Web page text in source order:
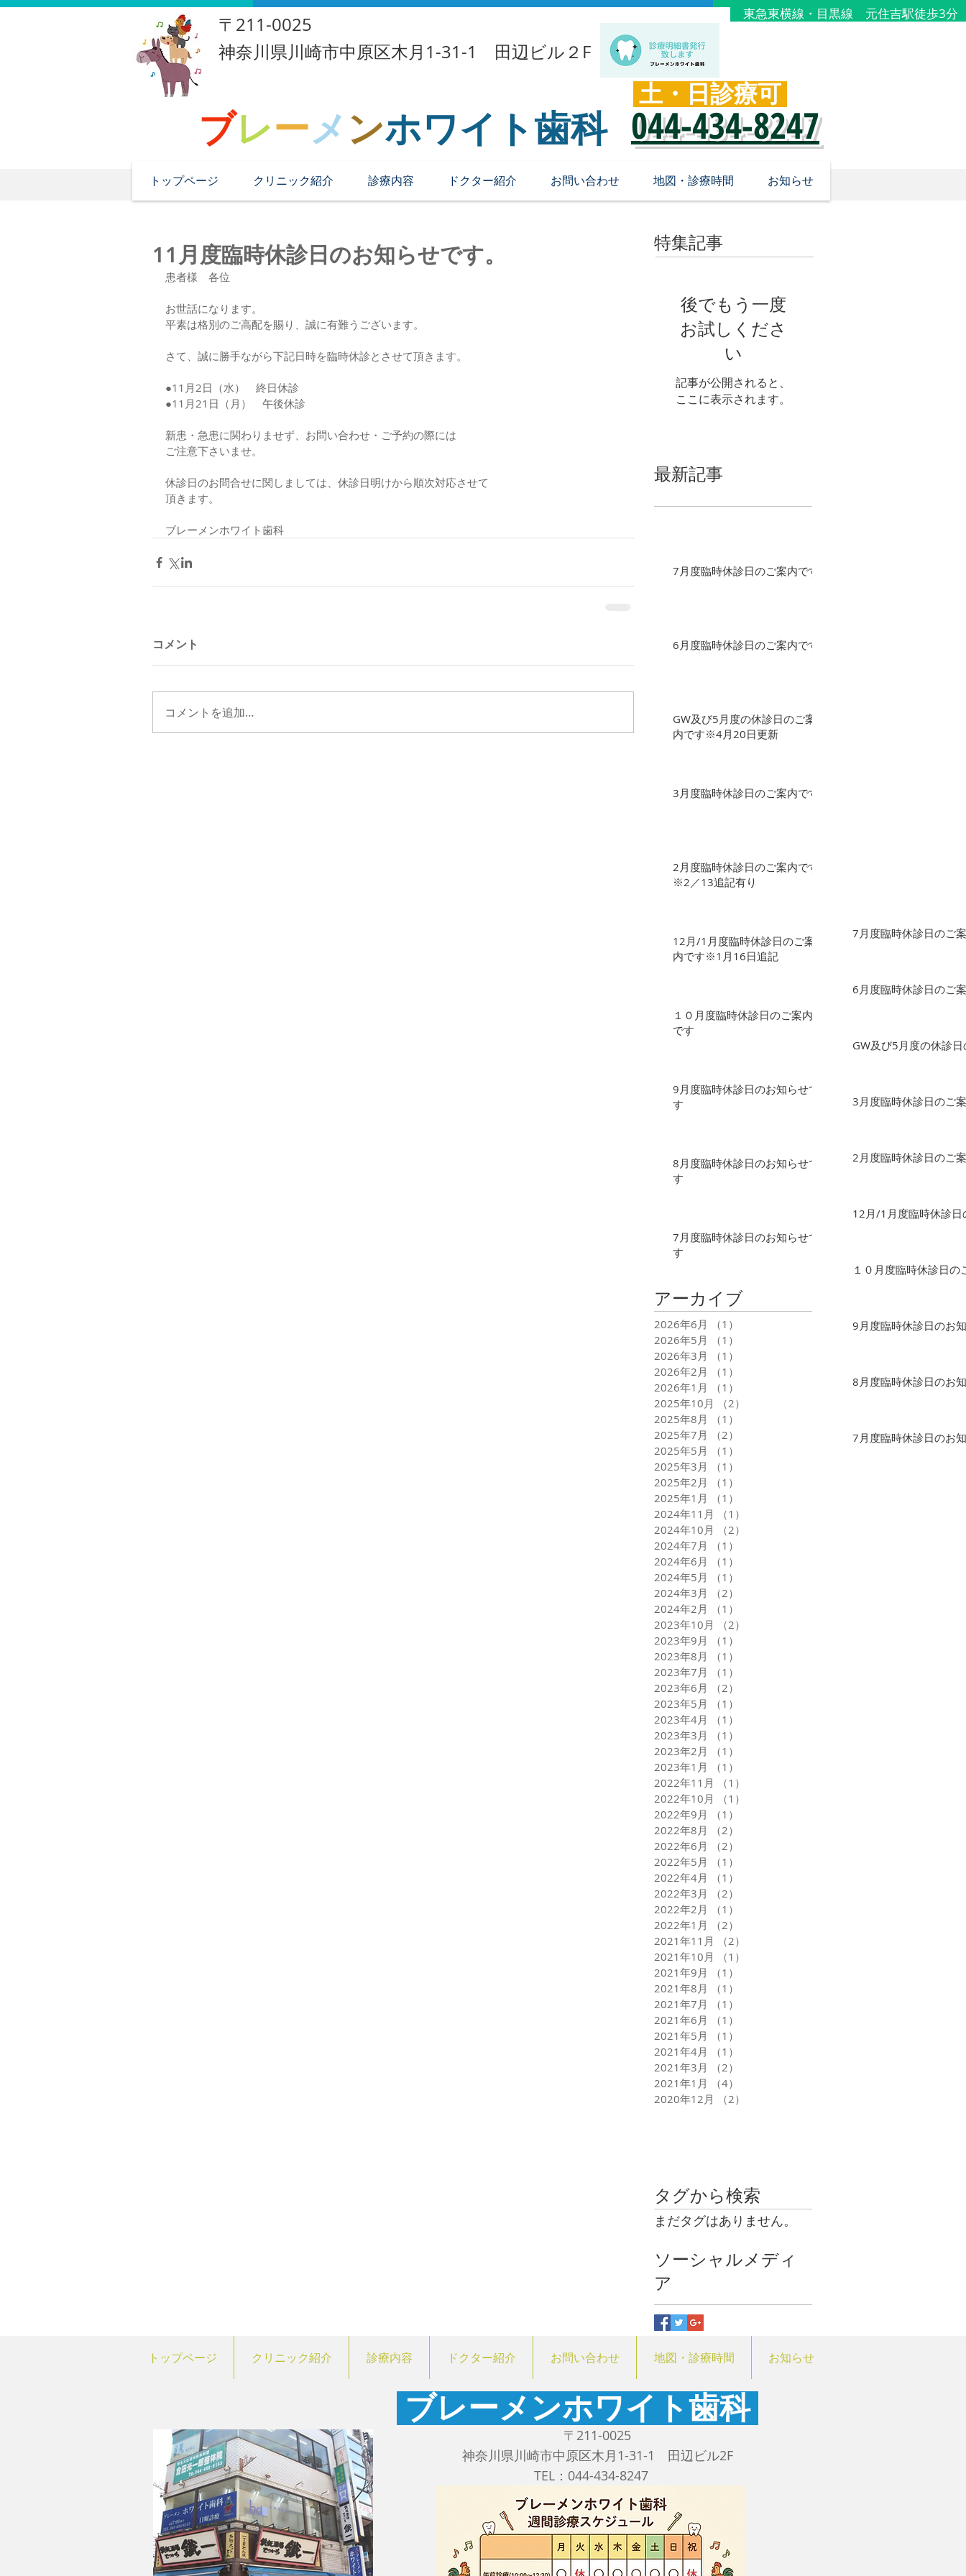
​〒211-0025
ブレーメ ンホワイト歯科
​神奈川県川崎市中原区木月1-31-1 田辺ビル２F
​044-434-8247
土・日診療可
トップページ クリニック紹介 診療内容 ドクター紹介 お問い合わせ 地図・診療時間 お知らせ
11月度臨時休診日のお知らせです。
患者様　各位
お世話になります。
平素は格別のご高配を賜り、誠に有難うございます。
さて、誠に勝手ながら下記日時を臨時休診とさせて頂きます。
●11月2日（水）　終日休診
●11月21日（月）　午後休診
新患・急患に関わりませず、お問い合わせ・ご予約の際には
ご注意下さいませ。
休診日のお問合せに関しましては、休診日明けから順次対応させて
頂きます。
ブレーメンホワイト歯科
コメント
コメントを追加…
特集記事
後でもう一度
お試しくださ
い
記事が公開されると、
ここに表示されます。
最新記事
7月度臨時休診日のご案内です
6月度臨時休診日のご案内です
GW及び5月度の休診日のご案
内です※4月20日更新
3月度臨時休診日のご案内です
2月度臨時休診日のご案内です
※2／13追記有り
12月/1月度臨時休診日のご案
内です※1月16日追記
１０月度臨時休診日のご案内
です
9月度臨時休診日のお知らせで
す
8月度臨時休診日のお知らせで
す
7月度臨時休診日のお知らせで
す
アーカイブ
2026年6月 （1）
2026年5月
（1）
2026年3月
（1）
2026年2月
（1）
2026年1月
（1）
2025年10月
（2）
2025年8月
（1）
2025年7月
（2）
2025年5月
（1）
2025年3月
（1）
2025年2月
（1）
2025年1月
（1）
2024年11月
（1）
2024年10月
（2）
2024年7月
（1）
2024年6月
（1）
2024年5月
（1）
2024年3月
（2）
2024年2月
（1）
2023年10月
（2）
2023年9月
（1）
2023年8月
（1）
2023年7月
（1）
2023年6月
（2）
2023年5月
（1）
2023年4月
（1）
2023年3月
（1）
2023年2月
（1）
2023年1月
（1）
2022年11月
（1）
2022年10月
（1）
2022年9月
（1）
2022年8月
（2）
2022年6月
（2）
2022年5月
（1）
2022年4月
（1）
2022年3月
（2）
2022年2月
（1）
2022年1月
（2）
2021年11月
（2）
2021年10月
（1）
2021年9月
（1）
2021年8月
（1）
2021年7月
（1）
2021年6月
（1）
2021年5月
（1）
2021年4月
（1）
2021年3月
（2）
2021年1月
（4）
2020年12月
（2）
タグから検索
まだタグはありません。
ソーシャルメディ
ア
東急東横線・目黒線 元住吉駅徒歩3分
7月度臨時休診日のご
6月度臨時休診日のご
GW及び5月度の休診
3月度臨時休診日のご
2月度臨時休診日のご
12月/1月度臨時休診
１０月度臨時休診日の
9月度臨時休診日のお
8月度臨時休診日のお
7月度臨時休診日のお
トップページ クリニック紹介 診療内容 ドクター紹介 お問い合わせ 地図・診療時間 お知らせ
ブレーメンホワイト歯科
〒211-0025
神奈川県川崎市中原区木月1-31-1 田辺ビル2F
TEL：044-434-8247